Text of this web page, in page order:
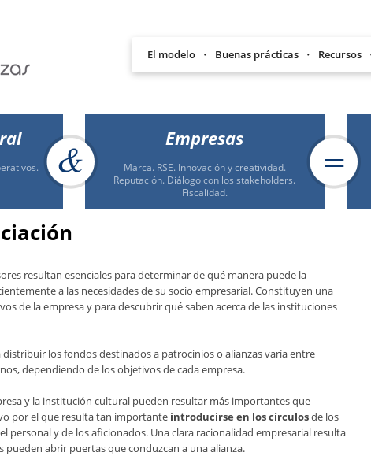
El modelo Buenas prácticas Recursos
Empresas
Marca. RSE. Innovación y creatividad.
Reputación. Diálogo con los stakeholders.
Fiscalidad.
resultan esenciales para determinar de qué manera puede la
a las necesidades de su socio empresarial. Constituyen una
de la empresa y para descubrir qué saben acerca de las instituciones
distribuir los fondos destinados a patrocinios o alianzas varía entre
dependiendo de los objetivos de cada empresa.
y la institución cultural pueden resultar más importantes que
por el que resulta tan importante introducirse en los círculosde los
personal y de los aficionados. Una clara racionalidad empresarial resulta
pueden abrir puertas que conduzcan a una alianza.